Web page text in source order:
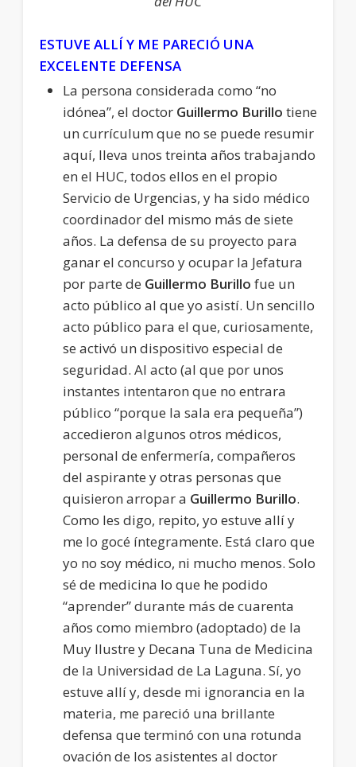
ESTUVE ALLÍ Y ME PARECIÓ UNA
EXCELENTE DEFENSA
La persona considerada como “no
idónea”, el doctor Guillermo Burillo tiene
un currículum que no se puede resumir
aquí, lleva unos treinta años trabajando
en el HUC, todos ellos en el propio
Servicio de Urgencias, y ha sido médico
coordinador del mismo más de siete
años. La defensa de su proyecto para
ganar el concurso y ocupar la Jefatura
por parte de Guillermo Burillo fue un
acto público al que yo asistí. Un sencillo
acto público para el que, curiosamente,
se activó un dispositivo especial de
seguridad. Al acto (al que por unos
instantes intentaron que no entrara
público “porque la sala era pequeña”)
accedieron algunos otros médicos,
personal de enfermería, compañeros
del aspirante y otras personas que
quisieron arropar a Guillermo Burillo.
Como les digo, repito, yo estuve allí y
me lo gocé íntegramente. Está claro que
yo no soy médico, ni mucho menos. Solo
sé de medicina lo que he podido
“aprender” durante más de cuarenta
años como miembro (adoptado) de la
Muy Ilustre y Decana Tuna de Medicina
de la Universidad de La Laguna. Sí, yo
estuve allí y, desde mi ignorancia en la
materia, me pareció una brillante
defensa que terminó con una rotunda
ovación de los asistentes al doctor